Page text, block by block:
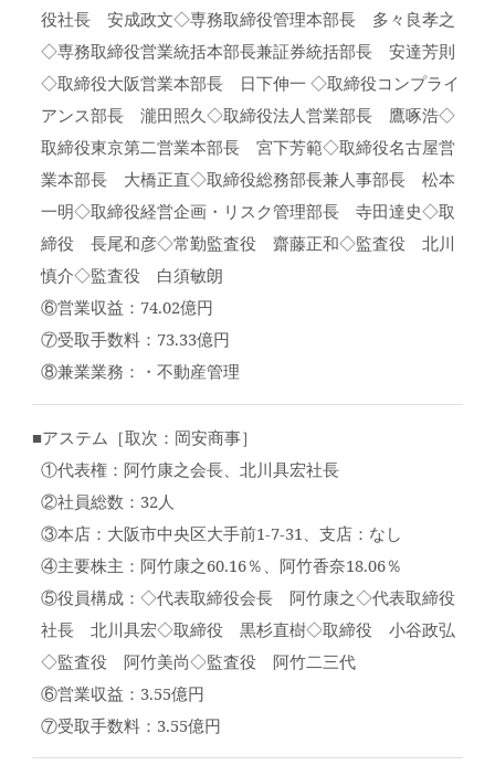
役社長 安成政文◇専務取締役管理本部長 多々良孝之
◇専務取締役営業統括本部長兼証券統括部長 安達芳則
◇取締役大阪営業本部長 日下伸一 ◇取締役コンプライ
アンス部長 瀧田照久◇取締役法人営業部長 鷹啄浩◇
取締役東京第二営業本部長 宮下芳範◇取締役名古屋営
業本部長 大橋正直◇取締役総務部長兼人事部長 松本
一明◇取締役経営企画・リスク管理部長 寺田達史◇取
締役 長尾和彦◇常勤監査役 齋藤正和◇監査役 北川
慎介◇監査役 白須敏朗
⑥営業収益：74.02億円
⑦受取手数料：73.33億円
⑧兼業業務：・不動産管理
■アステム［取次：岡安商事］
①代表権：阿竹康之会長、北川具宏社長
②社員総数：32人
③本店：大阪市中央区大手前1-7-31、支店：なし
④主要株主：阿竹康之60.16％、阿竹香奈18.06％
⑤役員構成：◇代表取締役会長 阿竹康之◇代表取締役
社長 北川具宏◇取締役 黒杉直樹◇取締役 小谷政弘
◇監査役 阿竹美尚◇監査役 阿竹二三代
⑥営業収益：3.55億円
⑦受取手数料：3.55億円